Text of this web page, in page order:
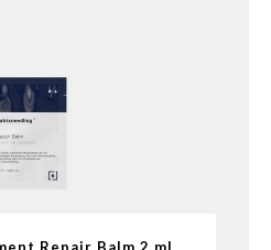
Repair Balm 2 ml